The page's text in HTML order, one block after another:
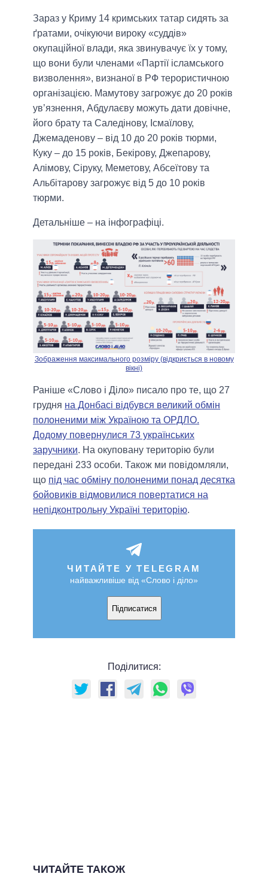
Зараз у Криму 14 кримських татар сидять за
ґратами, очікуючи вироку «суддів»
окупаційної влади, яка звинувачує їх у тому,
що вони були членами «Партії ісламського
визволення», визнаної в РФ терористичною
організацією. Мамутову загрожує до 20 років
ув’язнення, Абдулаєву можуть дати довічне,
його брату та Саледінову, Ісмаїлову,
Джемаденову – від 10 до 20 років тюрми,
Куку – до 15 років, Бекірову, Джепарову,
Алімову, Сіруку, Меметову, Абсеїтову та
Альбітарову загрожує від 5 до 10 років
тюрми.
Детальніше – на інфографіці.
Зображення максимального розміру (відкриється в новому
вікні)
Раніше «Слово і Діло» писало про те, що 27
грудня на Донбасі відбувся великий обмін
полоненими між Україною та ОРДЛО.
Додому повернулися 73 українських
заручники. На окуповану територію були
передані 233 особи. Також ми повідомляли,
що під час обміну полоненими понад десятка
бойовиків відмовилися повертатися на
непідконтрольну Україні територію.
ЧИТАЙТЕ У TELEGRAM
найважливіше від «Слово і діло»
Підписатися
Поділитися:
ЧИТАЙТЕ ТАКОЖ